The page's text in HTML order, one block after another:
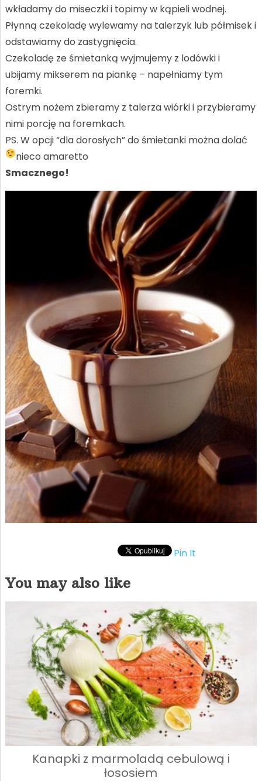
wkładamy do miseczki i topimy w kąpieli wodnej.
Płynną czekoladę wylewamy na talerzyk lub półmisek i
odstawiamy do zastygnięcia.
Czekoladę ze śmietanką wyjmujemy z lodówki i
ubijamy mikserem na piankę – napełniamy tym
foremki.
Ostrym nożem zbieramy z talerza wiórki i przybieramy
nimi porcję na foremkach.
PS. W opcji “dla dorosłych” do śmietanki można dolać
nieco amaretto
Smacznego!
Pin It
You may also like
Kanapki z marmoladą cebulową i
łososiem